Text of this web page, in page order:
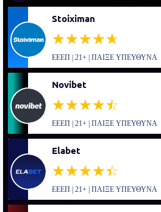
Stoiximan
☆☆☆☆☆
★★★★★
ΕΕΕΠ | 21+ | ΠΑΙΞΕ ΥΠΕΥΘΥΝΑ
Novibet
☆☆☆☆☆
★★★★★
ΕΕΕΠ | 21+ | ΠΑΙΞΕ ΥΠΕΥΘΥΝΑ
Elabet
☆☆☆☆☆
★★★★★
ΕΕΕΠ | 21+ | ΠΑΙΞΕ ΥΠΕΥΘΥΝΑ